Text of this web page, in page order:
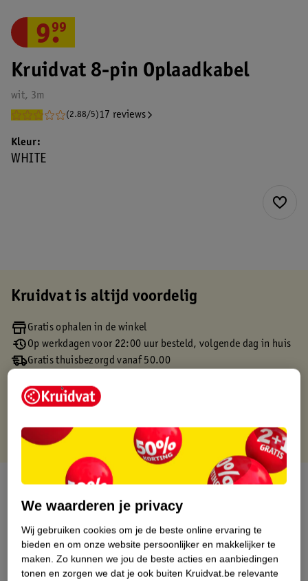
Kruidvat 8-pin Oplaadkabel
wit, 3m
(2.88/5)17 reviews
9.
99
Kleur
WHITE
Kruidvat is altijd voordelig
Gratis ophalen in de winkel
Op werkdagen voor 22:00 uur besteld, volgende dag in huis
Gratis thuisbezorgd vanaf 50.00
Gratis punten met je Kruidvat kaart
Over dit product
Productinformatie
Etiketinformatie
We waarderen je privacy
Wij gebruiken cookies om je de beste online ervaring te
bieden en om onze website persoonlijker en makkelijker te
maken. Zo kunnen we jou de beste acties en aanbiedingen
tonen en zorgen we dat je ook buiten Kruidvat.be relevante